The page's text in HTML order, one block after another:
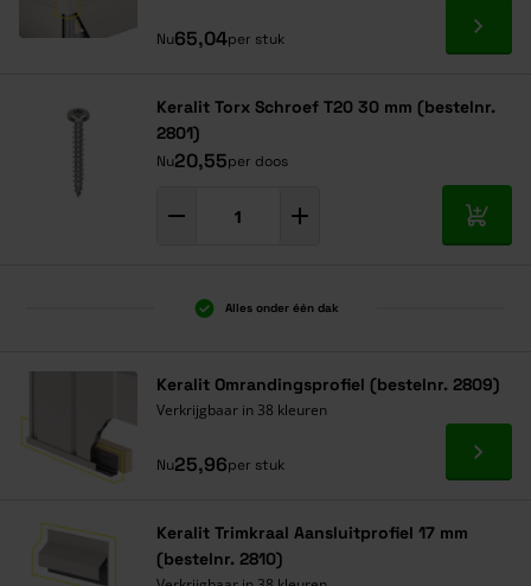
Nu65,04per stuk Ga
Keralit Torx Schroef T20 30 mm (bestelnr.
2801)
Nu20,55per doos
In
Alles onder één dak
Keralit Omrandingsprofiel (bestelnr. 2809)
Verkrijgbaar in 38 kleuren
Nu25,96per stuk Ga
Keralit Trimkraal Aansluitprofiel 17 mm
(bestelnr. 2810)